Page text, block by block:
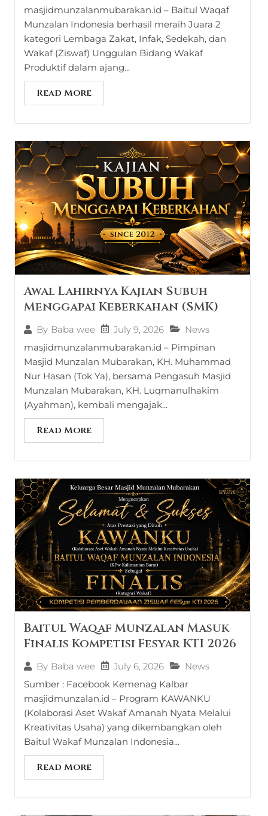
masjidmunzalanmubarakan.id – Baitul Waqaf
Munzalan Indonesia berhasil meraih Juara 2
kategori Lembaga Zakat, Infak, Sedekah, dan
Wakaf (Ziswaf) Unggulan Bidang Wakaf
Produktif dalam ajang...
Read More
Awal Lahirnya Kajian Subuh
Menggapai Keberkahan (SMK)
By Baba wee July 9, 2026
News
masjidmunzalanmubarakan.id – Pimpinan
Masjid Munzalan Mubarakan, KH. Muhammad
Nur Hasan (Tok Ya), bersama Pengasuh Masjid
Munzalan Mubarakan, KH. Luqmanulhakim
(Ayahman), kembali mengajak...
Read More
Baitul Waqaf Munzalan Masuk
Finalis Kompetisi Fesyar KTI 2026
By Baba wee July 6, 2026
News
Sumber : Facebook Kemenag Kalbar
masjidmunzalan.id – Program KAWANKU
(Kolaborasi Aset Wakaf Amanah Nyata Melalui
Kreativitas Usaha) yang dikembangkan oleh
Baitul Wakaf Munzalan Indonesia...
Read More